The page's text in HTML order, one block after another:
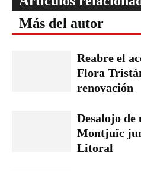
Más del autor
Reabre el
Flora
renovación
Desalojo de
Montjuïc
Litoral